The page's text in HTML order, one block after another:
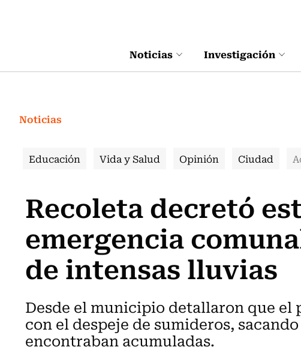
Noticias Investigación
Noticias
Educación Vida y Salud Opinión Ciudad
Recoleta decretó
emergencia
de intensas lluvias
Desde el municipio detallaron que el
con el despeje de sumideros,
encontraban acumuladas.